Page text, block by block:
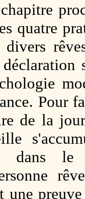
quatre
divers
Pour
de la
dans
une